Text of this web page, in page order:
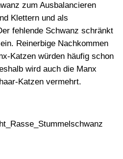
zum Ausbalancieren
Klettern und als
fehlende Schwanz schränkt
Reinerbige Nachkommen
Katzen würden häufig schon
wird auch die Manx
Katzen vermehrt.